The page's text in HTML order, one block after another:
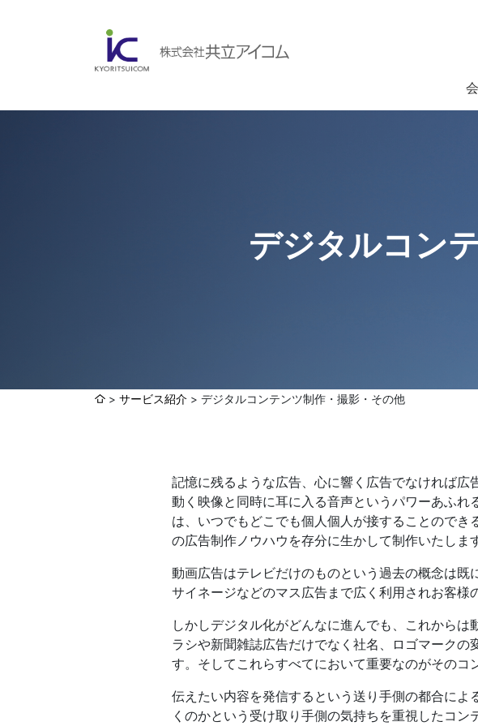
社長挨拶
情報セキュリティ基本方針 個人情報・特定個人情報保
中核的労働要求事項に関する方針声明 SECURITY ACTIONの「二
Web分析・改善・コンサルティング
トータルプロモーション
ブランディング戦略
イベント運営
コンテンツ制作
在庫管理
デジタルコン
サービス紹介 デジタルコンテンツ制作・撮影・その他
記憶に残るような広告、心に響く広告でなければ広
動く映像と同時に耳に入る音声というパワーあふ
は、いつでもどこでも個人個人が接することので
の広告制作ノウハウを存分に生かして制作いたします
動画広告はテレビだけのものという過去の概念は
サイネージなどのマス広告まで広く利用されお客様
しかしデジタル化がどんなに進んでも、これから
ラシや新聞雑誌広告だけでなく社名、ロゴマーク
す。そしてこれらすべてにおいて重要なのがそのコ
伝えたい内容を発信するという送り手側の都合に
くのかという受け取り手側の気持ちを重視したコ